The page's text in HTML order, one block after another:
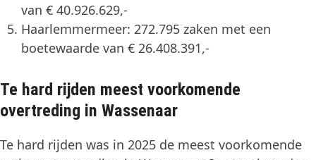
van € 40.926.629,-
Haarlemmermeer: 272.795 zaken met een
boetewaarde van € 26.408.391,-
Te hard rijden meest voorkomende
overtreding in Wassenaar
Te hard rijden was in 2025 de meest voorkomende